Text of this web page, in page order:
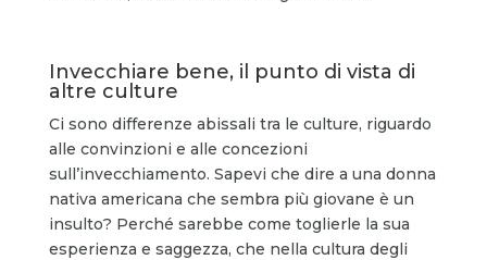
Invecchiare bene, il punto di vista di
altre culture
Ci sono differenze abissali tra le culture, riguardo
alle convinzioni e alle concezioni
sull’invecchiamento. Sapevi che dire a una donna
nativa americana che sembra più giovane è un
insulto? Perché sarebbe come toglierle la sua
esperienza e saggezza, che nella cultura degli